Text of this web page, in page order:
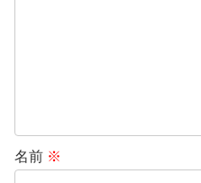
名前 ※